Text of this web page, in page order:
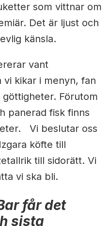
som vittnar om
Det är ljust och
känsla.
vant
vi kikar i menyn, fan
göttigheter. Förutom
panerad fisk finns
Vi beslutar oss
köfte till
till sidorätt. Vi
vi ska bli.
får det
sista